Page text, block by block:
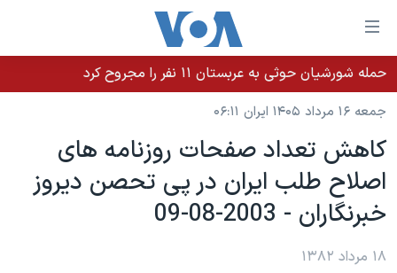
لینکهای
قابل
دسترسی
جهش
محتوای
اصلی
جهش
صفحه
خانه
نسخه سبک وب‌سایت
موضوع ها
ایران
آمریکا
جهان
برنامه های تلویزیونی
جدول برنامه ها
صفحه‌های ویژه
حمله شورشیان حوثی به عربستان ۱۱ نفر را مجروح کرد
جمعه ۱۶ مرداد ۱۴۰۵ ایران ۰۶:۱۱
كاهش تعداد صفحات روزنامه های
اصلاح طلب ايران در پی تحصن ديروز
خبرنگاران - 2003-08-09
۱۸ مرداد ۱۳۸۲